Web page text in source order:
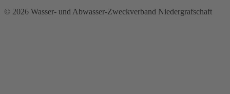
© 2026 Wasser- und Abwasser-Zweckverband Niedergrafschaft